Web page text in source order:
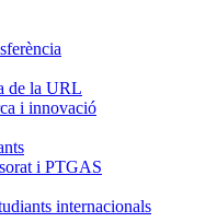
de la URL
i innovació
i PTGAS
internacionals